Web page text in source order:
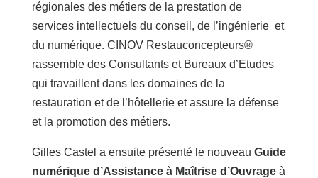
régionales des métiers de la prestation de
services intellectuels du conseil, de l’ingénierie et
du numérique. CINOV Restauconcepteurs®
rassemble des Consultants et Bureaux d’Etudes
qui travaillent dans les domaines de la
restauration et de l’hôtellerie et assure la défense
et la promotion des métiers.
Gilles Castel a ensuite présenté le nouveau Guide
numérique d’Assistance à Maîtrise d’Ouvrageà